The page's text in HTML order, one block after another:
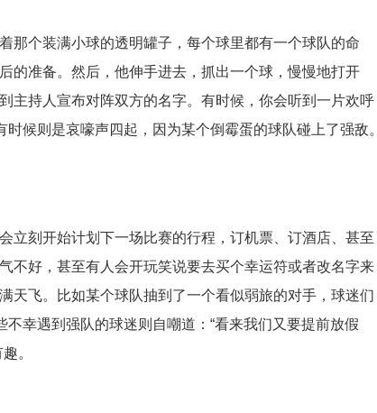
那个装满小球的透明罐子，每个球里都有一个球队的命
的准备。然后，他伸手进去，抓出一个球，慢慢地打开
持人宣布对阵双方的名字。有时候，你会听到一片欢呼
候则是哀嚎声四起，因为某个倒霉蛋的球队碰上了强敌。
立刻开始计划下一场比赛的行程，订机票、订酒店、甚至
不好，甚至有人会开玩笑说要去买个幸运符或者改名字来
天飞。比如某个球队抽到了一个看似弱旅的对手，球迷们
幸遇到强队的球迷则自嘲道：“看来我们又要提前放假
。